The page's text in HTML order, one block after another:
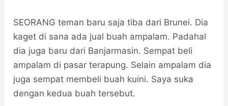
SEORANG teman baru saja tiba dari Brunei. Dia
kaget di sana ada jual buah ampalam. Padahal
dia juga baru dari Banjarmasin. Sempat beli
ampalam di pasar terapung. Selain ampalam dia
juga sempat membeli buah kuini. Saya suka
dengan kedua buah tersebut.